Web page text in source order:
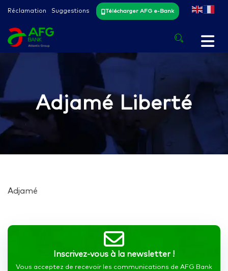
Réclamation Suggestions Télécharger AFG e-Bank
Adjamé Liberté
Adjamé
Inscrivez-vous à la newsletter !
Vous acceptez de recevoir les communications de AFG Bank